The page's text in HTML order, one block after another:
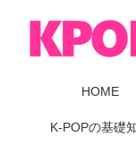
HOME
K-POPの基礎